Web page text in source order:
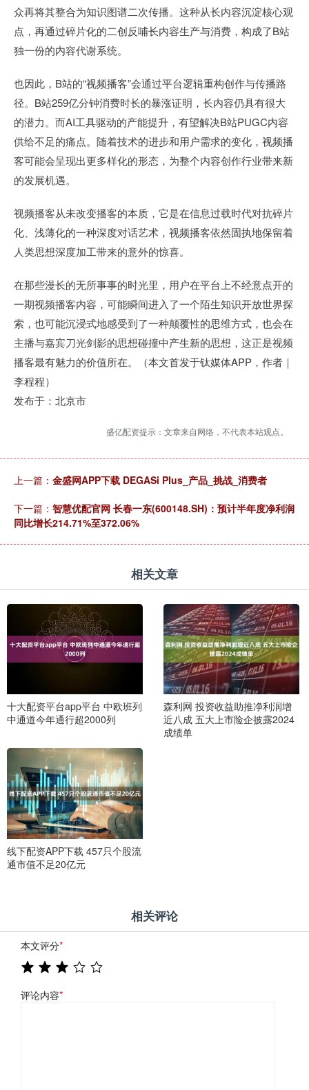
众再将其整合为知识图谱二次传播。这种从长内容沉淀核心观
点，再通过碎片化的二创反哺长内容生产与消费，构成了B站
独一份的内容代谢系统。
也因此，B站的“视频播客”会通过平台逻辑重构创作与传播路
径。B站259亿分钟消费时长的暴涨证明，长内容仍具有很大
的潜力。而AI工具驱动的产能提升，有望解决B站PUGC内容
供给不足的痛点。随着技术的进步和用户需求的变化，视频播
客可能会呈现出更多样化的形态，为整个内容创作行业带来新
的发展机遇。
视频播客从未改变播客的本质，它是在信息过载时代对抗碎片
化、浅薄化的一种深度对话艺术，视频播客依然固执地保留着
人类思想深度加工带来的意外的惊喜。
在那些漫长的无所事事的时光里，用户在平台上不经意点开的
一期视频播客内容，可能瞬间进入了一个陌生知识开放世界探
索，也可能沉浸式地感受到了一种颠覆性的思维方式，也会在
主播与嘉宾刀光剑影的思想碰撞中产生新的思想，这正是视频
播客最有魅力的价值所在。（本文首发于钛媒体APP，作者｜
李程程）
发布于：北京市
盛亿配资提示：文章来自网络，不代表本站观点。
上一篇： 金盛网APP下载 DEGASi Plus_产品_挑战_消费者
下一篇： 智慧优配官网 长春一东(600148.SH)：预计半年度净利润
同比增长214.71%至372.06%
相关文章
十大配资平台app平台 中欧班列
中通道今年通行超2000列
森利网 投资收益助推净利润增
近八成 五大上市险企披露2024
成绩单
线下配资APP下载 457只个股流
通市值不足20亿元
相关评论
本文评分*
评论内容*